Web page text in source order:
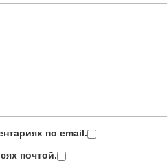
по email.
почтой.